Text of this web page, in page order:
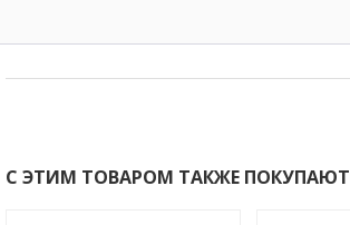
С ЭТИМ ТОВАРОМ ТАКЖЕ ПОКУПАЮТ